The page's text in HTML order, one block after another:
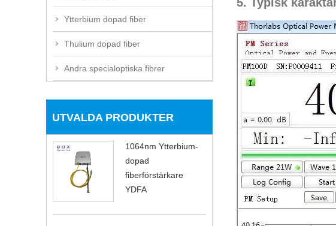
Ytterbium dopad fiber
Thulium dopad fiber
Andra specialoptiska fibrer
UTVALDA PRODUKTER
1064nm Ytterbium-
dopad
fiberförstärkare
YDFA